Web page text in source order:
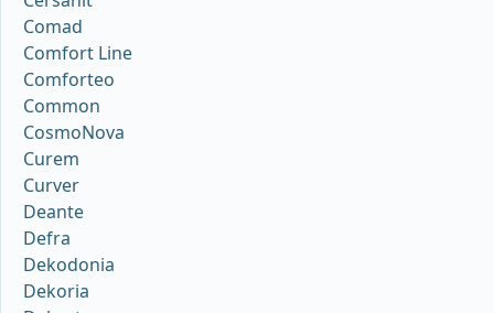
Comad
Comfort Line
Comforteo
Common
CosmoNova
Curem
Curver
Deante
Defra
Dekodonia
Dekoria